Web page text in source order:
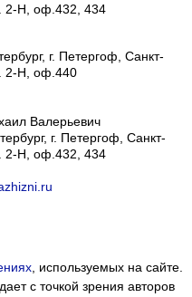
2-Н, оф.432, 434
г. Петергоф, Санкт-
2-Н, оф.440
Валерьевич
г. Петергоф, Санкт-
2-Н, оф.432, 434
, используемых на сайте.
с точкой зрения авторов